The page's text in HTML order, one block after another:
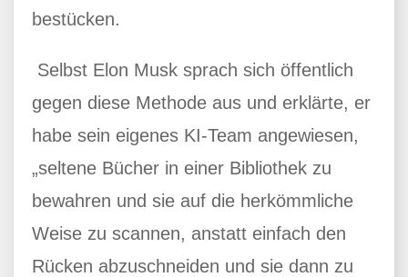
bestücken.
Selbst Elon Musk sprach sich öffentlich
gegen diese Methode aus und erklärte, er
habe sein eigenes KI-Team angewiesen,
„seltene Bücher in einer Bibliothek zu
bewahren und sie auf die herkömmliche
Weise zu scannen, anstatt einfach den
Rücken abzuschneiden und sie dann zu